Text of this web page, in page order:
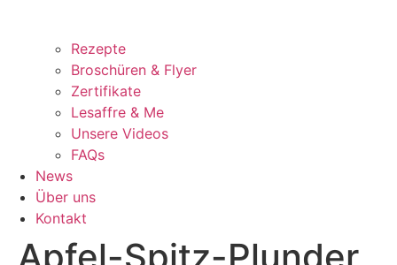
Rezepte
Broschüren & Flyer
Zertifikate
Lesaffre & Me
Unsere Videos
FAQs
News
Über uns
Kontakt